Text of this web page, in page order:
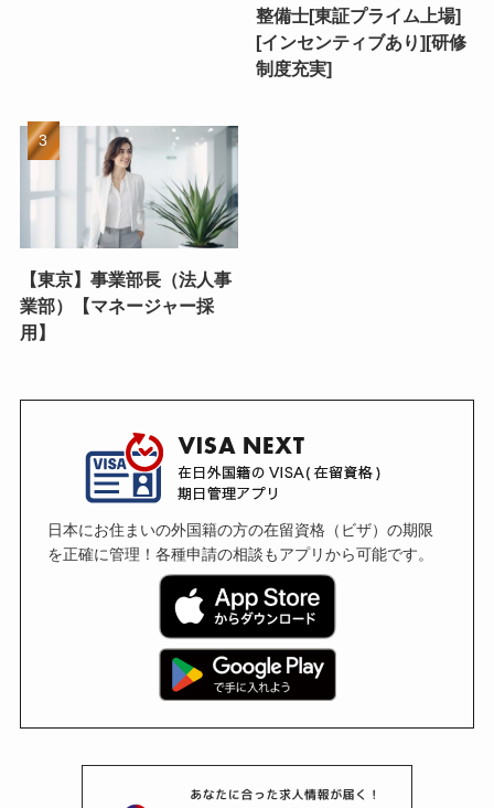
整備士[東証プライム上場]
[インセンティブあり][研修
制度充実]
【東京】事業部長（法人事
業部）【マネージャー採
用】
日本にお住まいの外国籍の方の在留資格（ビザ）の期限
を正確に管理！各種申請の相談もアプリから可能です。